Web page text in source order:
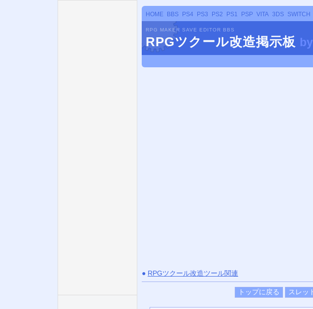
HOME BBS PS4 PS3 PS2 PS1 PSP VITA 3DS SWITCH
RPG MAKER SAVE EDITOR BBS
RPGツクール改造掲示板 by
● RPGツクール改造ツール関連